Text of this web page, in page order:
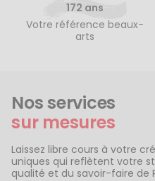
172 ans
Votre référence beaux-
arts
Nos services
sur mesures
Laissez libre cours à votre
uniques qui reflètent votre
qualité et du savoir-faire de